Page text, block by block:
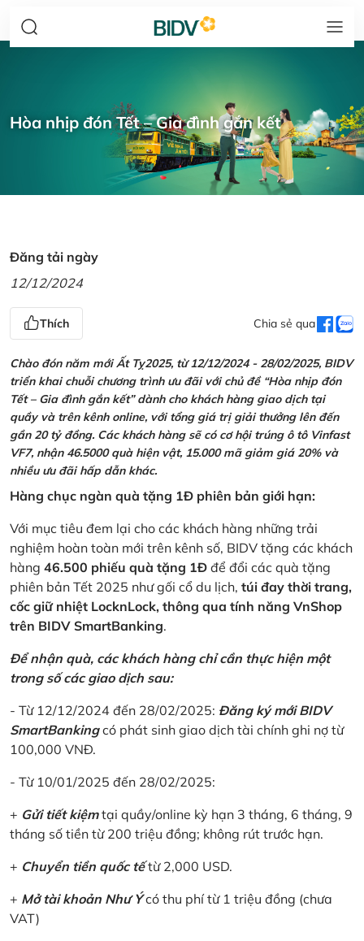
Hòa nhịp đón Tết – Gia đình gắn kết
Đăng tải ngày
12/12/2024
Thích Chia sẻ qua
Chào đón năm mới Ất Tỵ2025, từ 12/12/2024 - 28/02/2025, BIDV
triển khai chuỗi chương trình ưu đãi với chủ đề “Hòa nhịp đón
Tết – Gia đình gắn kết” dành cho khách hàng giao dịch tại
quầy và trên kênh online, với tổng giá trị giải thưởng lên đến
gần 20 tỷ đồng. Các khách hàng sẽ có cơ hội trúng ô tô Vinfast
VF7, nhận 46.5000 quà hiện vật, 15.000 mã giảm giá 20% và
nhiều ưu đãi hấp dẫn khác.
Hàng chục ngàn quà tặng 1Đ phiên bản giới hạn:
Với mục tiêu đem lại cho các khách hàng những trải
nghiệm hoàn toàn mới trên kênh số, BIDV tặng các khách
hàng 46.500 phiếu quà tặng 1Đ để đổi các quà tặng
phiên bản Tết 2025 như gối cổ du lịch, túi đay thời trang,
cốc giữ nhiệt LocknLock, thông qua tính năng VnShop
trên BIDV SmartBanking.
Để nhận quà, các khách hàng chỉ cần thực hiện một
trong số các giao dịch sau:
- Từ 12/12/2024 đến 28/02/2025: Đăng ký mới BIDV
SmartBankingcó phát sinh giao dịch tài chính ghi nợ từ
100,000 VNĐ.
- Từ 10/01/2025 đến 28/02/2025:
+ Gửi tiết kiệmtại quầy/online kỳ hạn 3 tháng, 6 tháng, 9
tháng số tiền từ 200 triệu đồng; không rút trước hạn.
+ Chuyển tiền quốc tếtừ 2,000 USD.
+ Mở tài khoản Như Ýcó thu phí từ 1 triệu đồng (chưa
VAT)